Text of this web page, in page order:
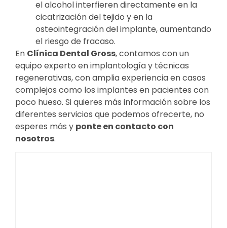
el alcohol interfieren directamente en la
cicatrización del tejido y en la
osteointegración del implante, aumentando
el riesgo de fracaso.
En Clínica Dental Gross, contamos con un
equipo experto en implantología y técnicas
regenerativas, con amplia experiencia en casos
complejos como los implantes en pacientes con
poco hueso. Si quieres más información sobre los
diferentes servicios que podemos ofrecerte, no
esperes más y ponte en contacto con
nosotros.